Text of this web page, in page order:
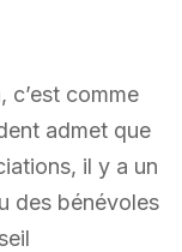
c’est comme
admet que
il y a un
des bénévoles